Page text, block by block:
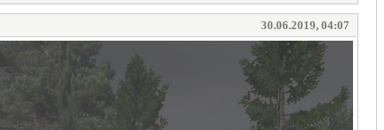
30.06.2019, 04:07